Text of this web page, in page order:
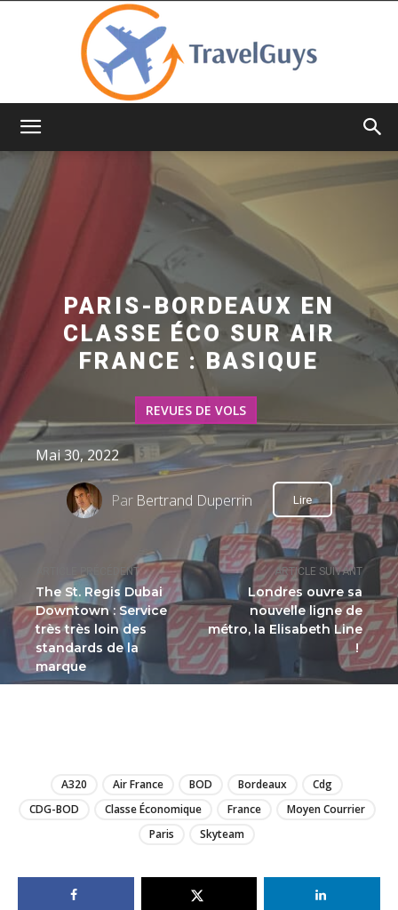
ARTICLE PRÉCÉDENT
The St. Regis Dubai
Downtown : Service
très très loin des
standards de la
marque
ARTICLE SUIVANT
Londres ouvre sa
nouvelle ligne de
métro, la Elisabeth Line
!
PARIS-BORDEAUX EN
CLASSE ÉCO SUR AIR
FRANCE : BASIQUE
REVUES DE VOLS
Mai 30, 2022
Par Bertrand Duperrin Lire
A320 Air France BOD Bordeaux
Cdg
CDG-BOD
Classe Économique France
Moyen Courrier
Paris
Skyteam